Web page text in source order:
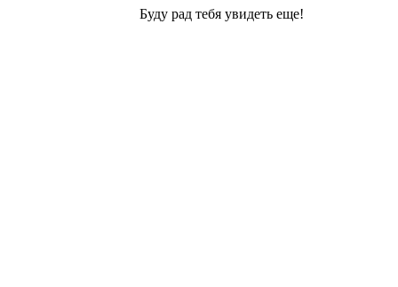
Буду рад тебя увидеть еще!